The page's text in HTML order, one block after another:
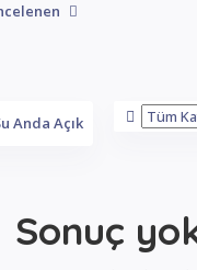
Anda Açık
Sonuç